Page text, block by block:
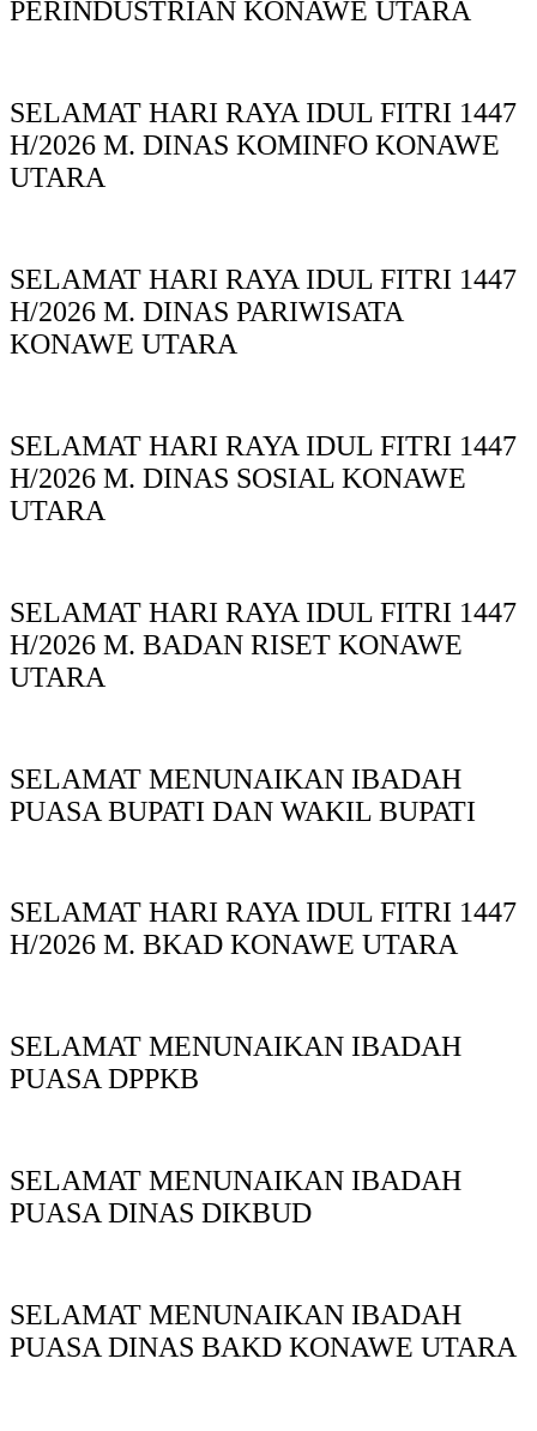
PERINDUSTRIAN KONAWE UTARA
SELAMAT HARI RAYA IDUL FITRI 1447
H/2026 M. DINAS KOMINFO KONAWE
UTARA
SELAMAT HARI RAYA IDUL FITRI 1447
H/2026 M. DINAS PARIWISATA
KONAWE UTARA
SELAMAT HARI RAYA IDUL FITRI 1447
H/2026 M. DINAS SOSIAL KONAWE
UTARA
SELAMAT HARI RAYA IDUL FITRI 1447
H/2026 M. BADAN RISET KONAWE
UTARA
SELAMAT MENUNAIKAN IBADAH
PUASA BUPATI DAN WAKIL BUPATI
SELAMAT HARI RAYA IDUL FITRI 1447
H/2026 M. BKAD KONAWE UTARA
SELAMAT MENUNAIKAN IBADAH
PUASA DPPKB
SELAMAT MENUNAIKAN IBADAH
PUASA DINAS DIKBUD
SELAMAT MENUNAIKAN IBADAH
PUASA DINAS BAKD KONAWE UTARA